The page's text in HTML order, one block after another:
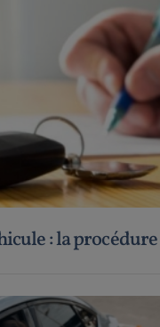
: la